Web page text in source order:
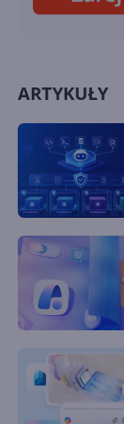
ARTYKUŁY